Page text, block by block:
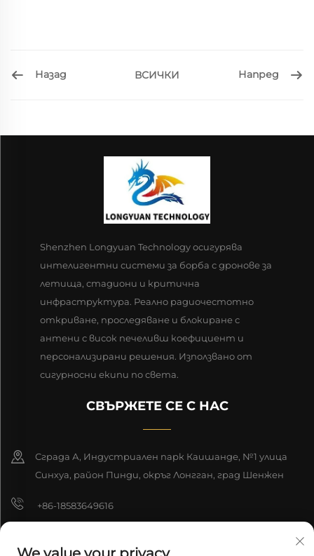
Назад ВСИЧКИ Напред
Shenzhen Longyuan Technology осигурява
интелигентни системи за борба с дронове за
летища, стадиони и критична
инфраструктура. Реално радиочестотно
откриване, проследяване и блокиране с
антени с висок печеливш коефициент и
персонализирани решения. Използвано от
сигурносни екипи по света.
СВЪРЖЕТЕ СЕ С НАС
Сграда А, Индустриален парк Каишанде, №1 улица
Синхуа, район Пинди, окръг Лонгган, град Шенжен
+86-18583649616